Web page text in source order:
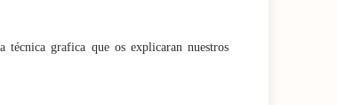
grafica que os explicaran nuestros